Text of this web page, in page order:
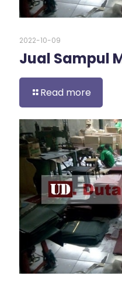
2022-10-09
Jual Sampul
Read more